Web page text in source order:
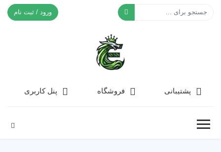
ورود / ثبت نام
پشتیبانی فروشگاه پنل کاربری